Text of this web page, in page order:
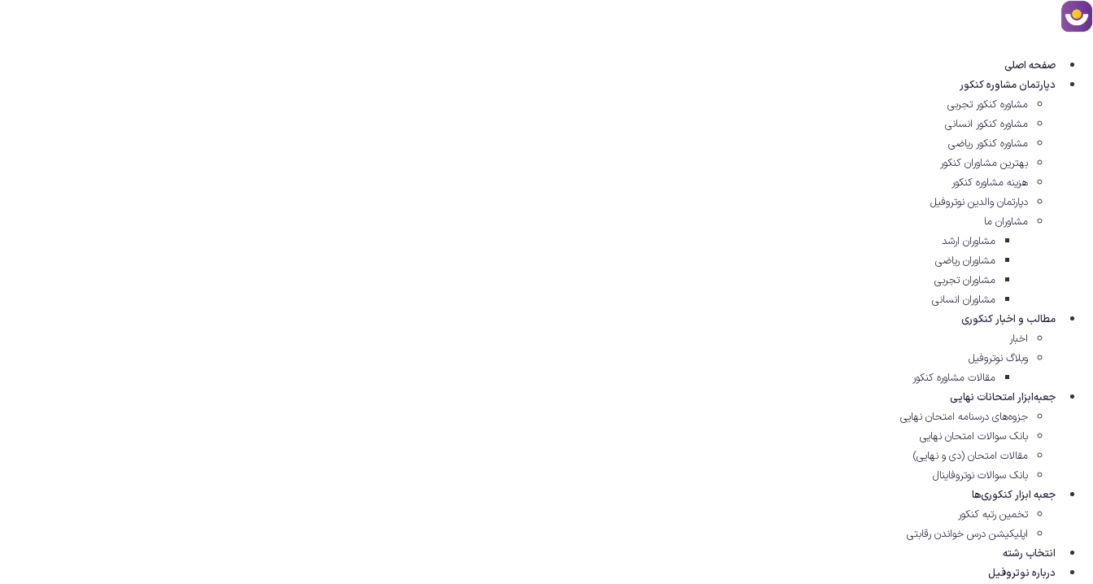
پرش
به
صفحه اصلی
دپارتمان مشاوره کنکور
مشاوره کنکور تجربی
مشاوره کنکور انسانی
مشاوره کنکور ریاضی
بهترین مشاوران کنکور
هزینه مشاوره کنکور
دپارتمان والدین نوتروفیل
مشاوران ما
مشاوران ارشد
مشاوران ریاضی
مشاوران تجربی
مشاوران انسانی
مطالب و اخبار کنکوری
اخبار
وبلاگ نوتروفیل
مقالات مشاوره‌ کنکور
جعبه‌ابزار امتحانات نهایی
جزوه‌های درسنامه امتحان نهایی
بانک سوالات امتحان نهایی
مقالات امتحان (دی و نهایی)
بانک سوالات نوتروفاینال
جعبه ابزار کنکوری‌ها
تخمین رتبه کنکور
اپلیکیشن درس خواندن رقابتی
انتخاب رشته
درباره نوتروفیل